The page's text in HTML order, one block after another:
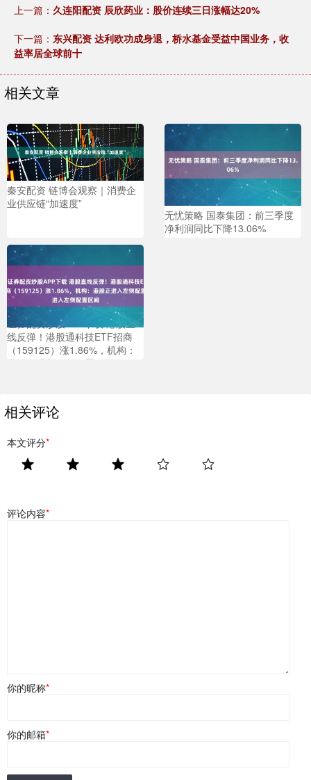
上一篇： 久连阳配资 辰欣药业：股价连续三日涨幅达20%
下一篇： 东兴配资 达利欧功成身退，桥水基金受益中国业务，收
益率居全球前十
相关文章
秦安配资 链博会观察｜消费企
业供应链“加速度”
无忧策略 国泰集团：前三季度
净利润同比下降13.06%
证券配资炒股APP下载 港股直
线反弹！港股通科技ETF招商
（159125）涨1.86%，机构：
港股正进入左侧配置区间
相关评论
本文评分*
评论内容*
你的昵称*
你的邮箱*